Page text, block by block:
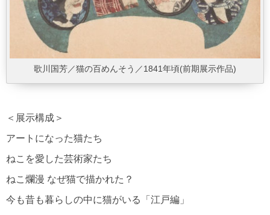
歌川国芳／猫の百めんそう／1841年頃(前期展示作品)
＜展示構成＞
アートになった猫たち
ねこを愛した芸術家たち
ねこ爛漫 なぜ猫で描かれた？
今も昔も暮らしの中に猫がいる「江戸編」